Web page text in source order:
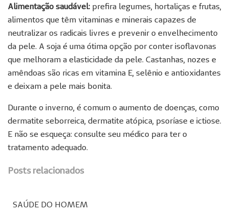
Alimentação saudável: prefira legumes, hortaliças e frutas,
alimentos que têm vitaminas e minerais capazes de
neutralizar os radicais livres e prevenir o envelhecimento
da pele. A soja é uma ótima opção por conter isoflavonas
que melhoram a elasticidade da pele. Castanhas, nozes e
amêndoas são ricas em vitamina E, selênio e antioxidantes
e deixam a pele mais bonita.
Durante o inverno, é comum o aumento de doenças, como
dermatite seborreica, dermatite atópica, psoríase e ictiose.
E não se esqueça: consulte seu médico para ter o
tratamento adequado.
Posts relacionados
SAÚDE DO HOMEM